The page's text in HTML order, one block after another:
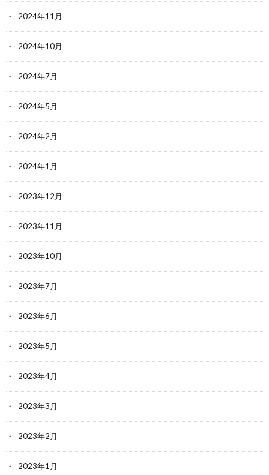
2024年11月
2024年10月
2024年7月
2024年5月
2024年2月
2024年1月
2023年12月
2023年11月
2023年10月
2023年7月
2023年6月
2023年5月
2023年4月
2023年3月
2023年2月
2023年1月